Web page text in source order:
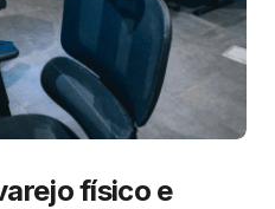
físico e